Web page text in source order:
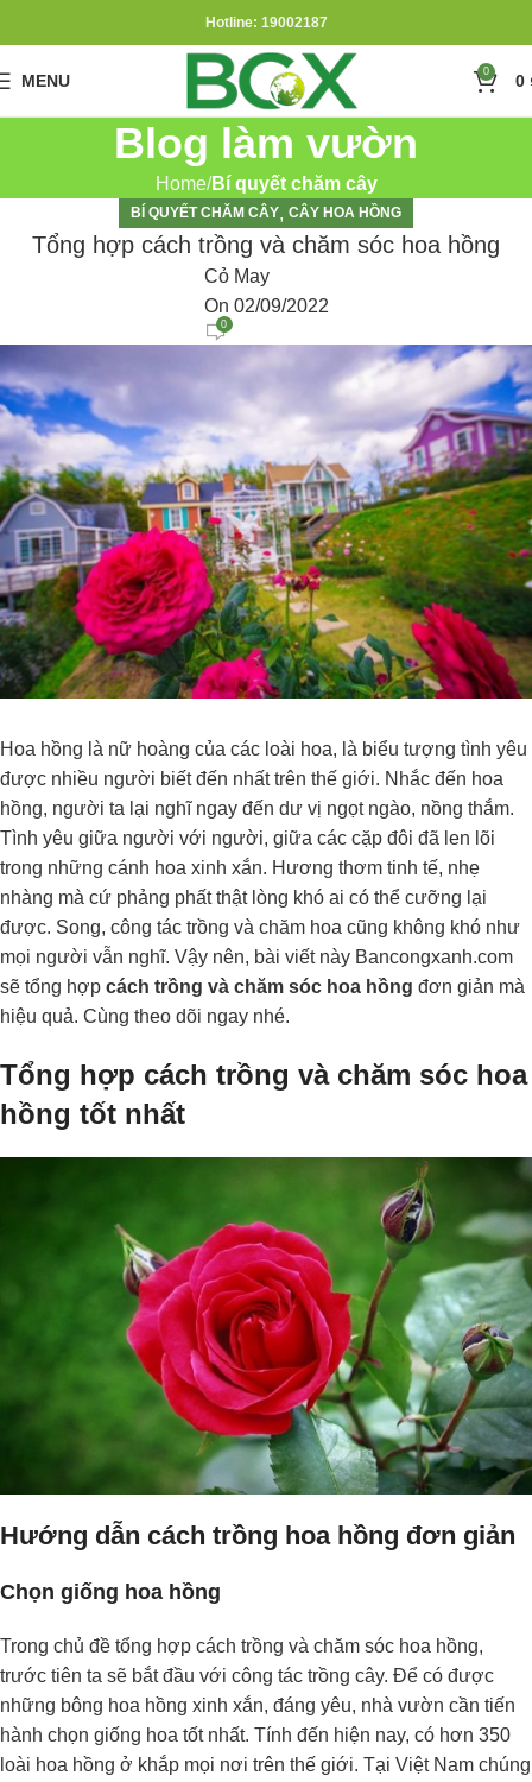
Hotline: 19002187
MENU 0 0
Blog làm vườn
Home Bí quyết chăm cây
BÍ QUYẾT CHĂM CÂY, CÂY HOA HỒNG
Tổng hợp cách trồng và chăm sóc hoa hồng
Cỏ May
On 02/09/2022
0
Hoa hồng là nữ hoàng của các loài hoa, là biểu tượng tình yêu
được nhiều người biết đến nhất trên thế giới. Nhắc đến hoa
hồng, người ta lại nghĩ ngay đến dư vị ngọt ngào, nồng thắm.
Tình yêu giữa người với người, giữa các cặp đôi đã len lõi
trong những cánh hoa xinh xắn. Hương thơm tinh tế, nhẹ
nhàng mà cứ phảng phất thật lòng khó ai có thể cưỡng lại
được. Song, công tác trồng và chăm hoa cũng không khó như
mọi người vẫn nghĩ. Vậy nên, bài viết này Bancongxanh.com
sẽ tổng hợp cách trồng và chăm sóc hoa hồng đơn giản mà
hiệu quả. Cùng theo dõi ngay nhé.
Tổng hợp cách trồng và chăm sóc hoa
hồng tốt nhất
Hướng dẫn cách trồng hoa hồng đơn giản
Chọn giống hoa hồng
Trong chủ đề tổng hợp cách trồng và chăm sóc hoa hồng,
trước tiên ta sẽ bắt đầu với công tác trồng cây. Để có được
những bông hoa hồng xinh xắn, đáng yêu, nhà vườn cần tiến
hành chọn giống hoa tốt nhất. Tính đến hiện nay, có hơn 350
loài hoa hồng ở khắp mọi nơi trên thế giới. Tại Việt Nam chúng